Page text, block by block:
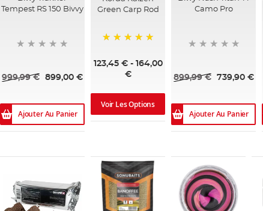
Tempest RS 150 Bivvy
999,99 € 899,00 €
Ajouter Au Panier
Green Carp Rod
123,45 €- 164,00
€
Voir Les Options
Camo Pro
899,99 € 739,90 €
Ajouter Au Panier